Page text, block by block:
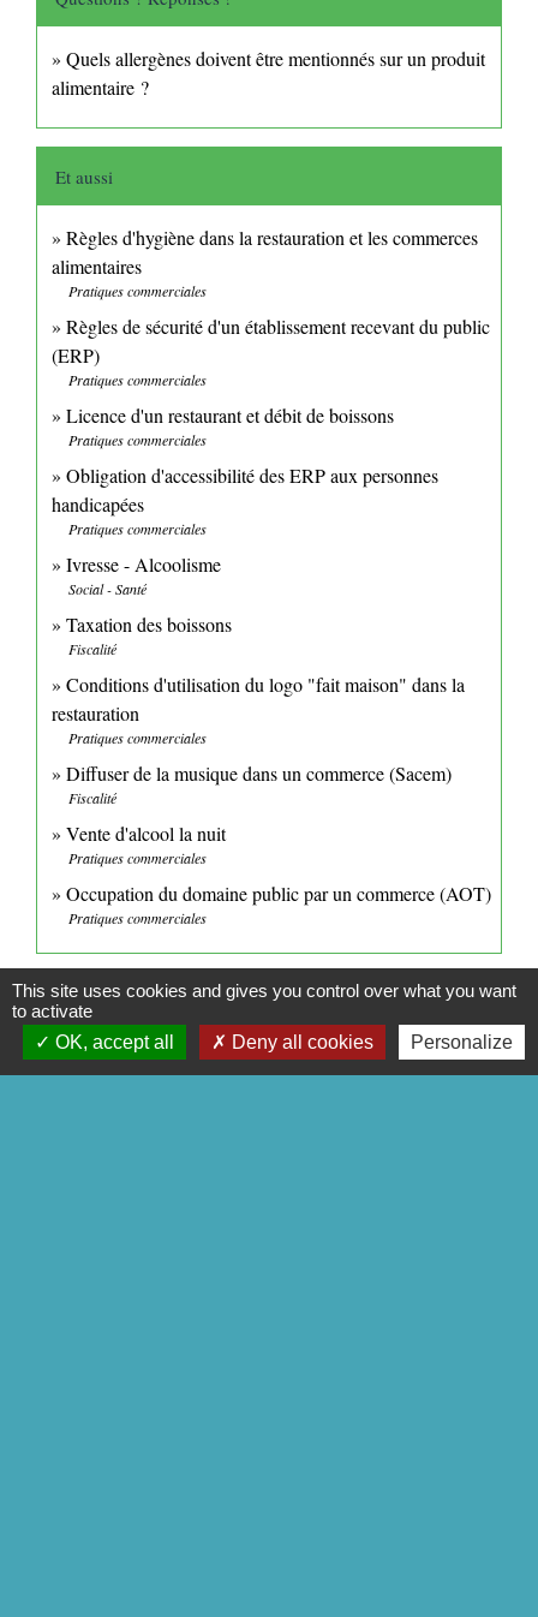
Quels allergènes doivent être mentionnés sur un produit
alimentaire ?
Et aussi
Règles d'hygiène dans la restauration et les commerces
alimentaires
Pratiques commerciales
Règles de sécurité d'un établissement recevant du public
(ERP)
Pratiques commerciales
Licence d'un restaurant et débit de boissons
Pratiques commerciales
Obligation d'accessibilité des ERP aux personnes
handicapées
Pratiques commerciales
Ivresse - Alcoolisme
Social - Santé
Taxation des boissons
Fiscalité
Conditions d'utilisation du logo "fait maison" dans la
restauration
Pratiques commerciales
Diffuser de la musique dans un commerce (Sacem)
Fiscalité
Vente d'alcool la nuit
Pratiques commerciales
Occupation du domaine public par un commerce (AOT)
Pratiques commerciales
Pour en savoir plus
Modèle d'affiche pour l'interdiction de fumeropen_in_new
This site uses cookies and gives you control over what you want
to activate
OK, accept all
Deny all cookies Personalize